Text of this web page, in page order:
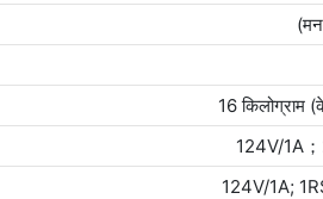
16 किलोग्राम
124V/1A
124V/1A;